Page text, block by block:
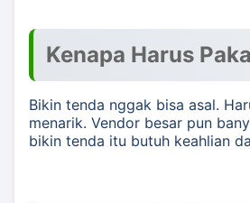
Kenapa Harus
Bikin tenda nggak bisa asal.
menarik. Vendor besar pun
bikin tenda itu butuh keahlian